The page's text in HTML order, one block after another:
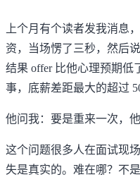
上个月有个读者发我消息
资，当场愣了三秒，然后
结果 offer 比他心理预期低
事，底薪差距最大的超过
他问我：要是重来一次，他
这个问题很多人在面试现
失是真实的。难在哪？不